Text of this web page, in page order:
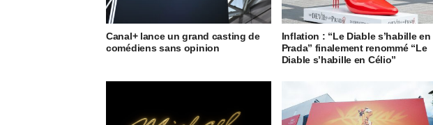
Canal+ lance un grand casting de
comédiens sans opinion
Inflation : “Le Diable s’habille en
Prada” finalement renommé “Le
Diable s’habille en Célio”